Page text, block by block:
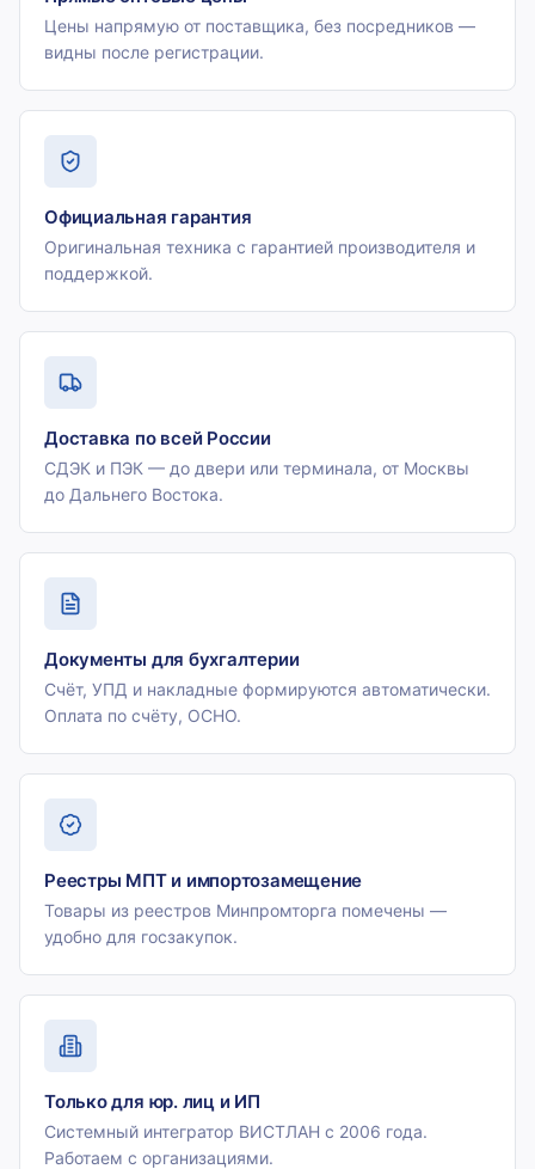
Цены напрямую от поставщика, без посредников —
видны после регистрации.
Официальная гарантия
Оригинальная техника с гарантией производителя и
поддержкой.
Доставка по всей России
СДЭК и ПЭК — до двери или терминала, от Москвы
до Дальнего Востока.
Документы для бухгалтерии
Счёт, УПД и накладные формируются автоматически.
Оплата по счёту, ОСНО.
Реестры МПТ и импортозамещение
Товары из реестров Минпромторга помечены —
удобно для госзакупок.
Только для юр. лиц и ИП
Системный интегратор ВИСТЛАН с 2006 года.
Работаем с организациями.